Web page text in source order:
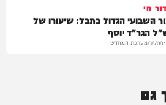
חי
השבועי הגדול בתבל: שיעורו של
הגר"ד יוסף
08/מערכת המחדש
גם